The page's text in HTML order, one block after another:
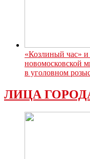
«Козлиный час»
новомосковской
в уголовном
ЛИЦА